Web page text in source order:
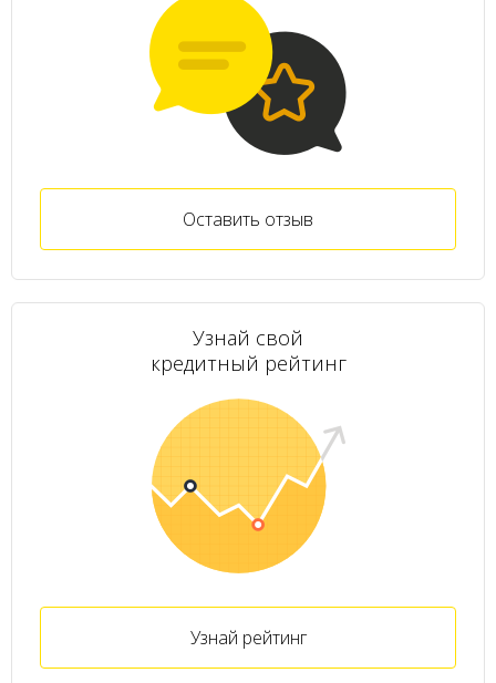
Оставить отзыв
Узнай свой
кредитный рейтинг
Узнай рейтинг